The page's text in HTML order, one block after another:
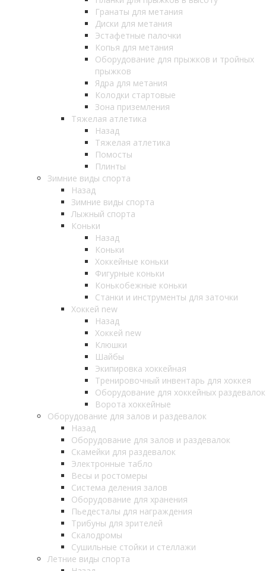
Гранаты для метания
Диски для метания
Эстафетные палочки
Копья для метания
Оборудование для прыжков и тройных
прыжков
Ядра для метания
Колодки стартовые
Зона приземления
Тяжелая атлетика
Назад
Тяжелая атлетика
Помосты
Плинты
Зимние виды спорта
Назад
Зимние виды спорта
Лыжный спорта
Коньки
Назад
Коньки
Хоккейные коньки
Фигурные коньки
Конькобежные коньки
Станки и инструменты для заточки
Хоккей new
Назад
Хоккей new
Клюшки
Шайбы
Экипировка хоккейная
Тренировочный инвентарь для хоккея
Оборудование для хоккейных раздевалок
Ворота хоккейные
Оборудование для залов и раздевалок
Назад
Оборудование для залов и раздевалок
Скамейки для раздевалок
Электронные табло
Весы и ростомеры
Система деления залов
Оборудование для хранения
Пьедесталы для награждения
Трибуны для зрителей
Скалодромы
Сушильные стойки и стеллажи
Летние виды спорта